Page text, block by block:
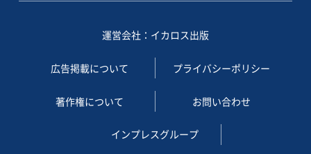
運営会社：イカロス出版
広告掲載について プライバシーポリシー
著作権について お問い合わせ
インプレスグループ